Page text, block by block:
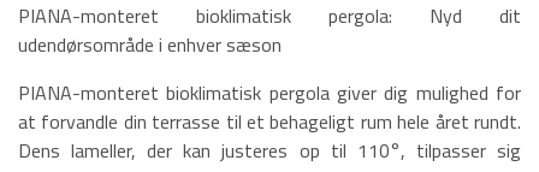
PIANA-monteret bioklimatisk pergola: Nyd dit
udendørsområde i enhver sæson
PIANA-monteret bioklimatisk pergola giver dig mulighed for
at forvandle din terrasse til et behageligt rum hele året rundt.
Dens lameller, der kan justeres op til 110°, tilpasser sig